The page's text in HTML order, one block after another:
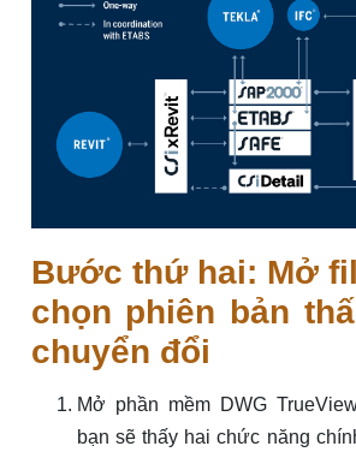
Bước thứ hai: Mở
chọn phiên bản
chuyển đổi
Mở phần mềm DWG
bạn sẽ thấy hai chức năng